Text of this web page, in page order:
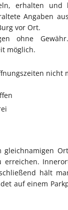
erhalten und
Angaben
vor Ort.
ohne
möglich.
nicht
gleichnamigen
erreichen.
hält
auf einem